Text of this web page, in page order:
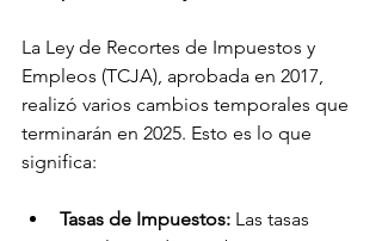
La Ley de Recortes de Impuestos y
Empleos (TCJA), aprobada en 2017,
realizó varios cambios temporales que
terminarán en 2025. Esto es lo que
significa:
Tasas de Impuestos: Las tasas